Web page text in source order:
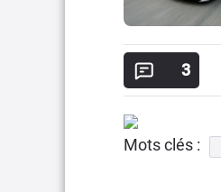
3
Mots clés :